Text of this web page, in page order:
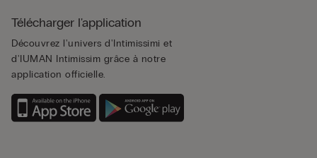
Télécharger l'application
Découvrez l'univers d'Intimissimi et
d'IUMAN Intimissim grâce à notre
application officielle.